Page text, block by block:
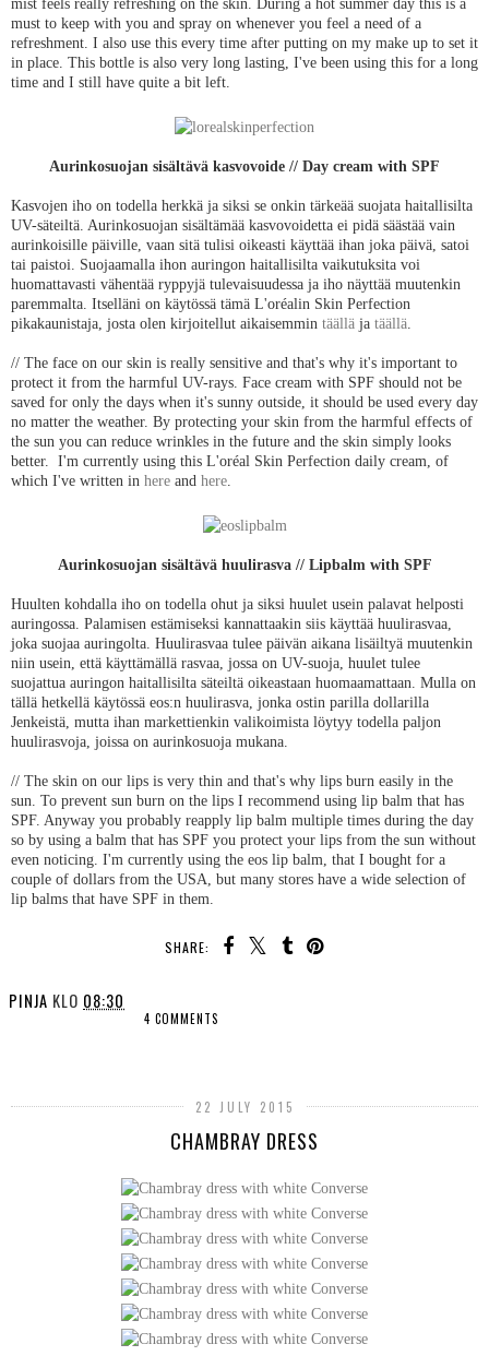
mist feels really refreshing on the skin. During a hot summer day this is a
must to keep with you and spray on whenever you feel a need of a
refreshment. I also use this every time after putting on my make up to set it
in place. This bottle is also very long lasting, I've been using this for a long
time and I still have quite a bit left.
Aurinkosuojan sisältävä kasvovoide // Day cream with SPF
Kasvojen iho on todella herkkä ja siksi se onkin tärkeää suojata haitallisilta
UV-säteiltä. Aurinkosuojan sisältämää kasvovoidetta ei pidä säästää vain
aurinkoisille päiville, vaan sitä tulisi oikeasti käyttää ihan joka päivä, satoi
tai paistoi. Suojaamalla ihon auringon haitallisilta vaikutuksita voi
huomattavasti vähentää ryppyjä tulevaisuudessa ja iho näyttää muutenkin
paremmalta. Itselläni on käytössä tämä L'oréalin Skin Perfection
pikakaunistaja, josta olen kirjoitellut aikaisemmin täällä ja täällä.
// The face on our skin is really sensitive and that's why it's important to
protect it from the harmful UV-rays. Face cream with SPF should not be
saved for only the days when it's sunny outside, it should be used every day
no matter the weather. By protecting your skin from the harmful effects of
the sun you can reduce wrinkles in the future and the skin simply looks
better. I'm currently using this L'oréal Skin Perfection daily cream, of
which I've written in here and here.
Aurinkosuojan sisältävä huulirasva // Lipbalm with SPF
Huulten kohdalla iho on todella ohut ja siksi huulet usein palavat helposti
auringossa. Palamisen estämiseksi kannattaakin siis käyttää huulirasvaa,
joka suojaa auringolta. Huulirasvaa tulee päivän aikana lisäiltyä muutenkin
niin usein, että käyttämällä rasvaa, jossa on UV-suoja, huulet tulee
suojattua auringon haitallisilta säteiltä oikeastaan huomaamattaan. Mulla on
tällä hetkellä käytössä eos:n huulirasva, jonka ostin parilla dollarilla
Jenkeistä, mutta ihan markettienkin valikoimista löytyy todella paljon
huulirasvoja, joissa on aurinkosuoja mukana.
// The skin on our lips is very thin and that's why lips burn easily in the
sun. To prevent sun burn on the lips I recommend using lip balm that has
SPF. Anyway you probably reapply lip balm multiple times during the day
so by using a balm that has SPF you protect your lips from the sun without
even noticing. I'm currently using the eos lip balm, that I bought for a
couple of dollars from the USA, but many stores have a wide selection of
lip balms that have SPF in them.
SHARE:
PINJA KLO 08:30
4 COMMENTS
22 JULY 2015
CHAMBRAY DRESS